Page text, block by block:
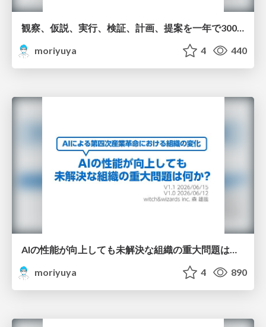
観察、仮説、実行、検証、計画、提案を一年で3000回トレーニングする方法/3000 Thinking Loops in 365 Days
moriyuya
4 440
moriyuya
4 890